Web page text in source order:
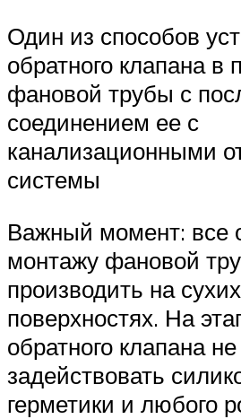
Один из способов
обратного клапана в
фановой трубы с
соединением ее с
канализационными
системы
Важный момент: все
монтажу фановой
производить на сухих
поверхностях. На
обратного клапана
задействовать
герметики и любого